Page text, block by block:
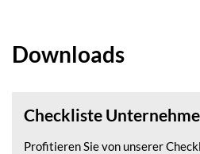
Downloads
Checkliste
Profitieren Sie von unserer